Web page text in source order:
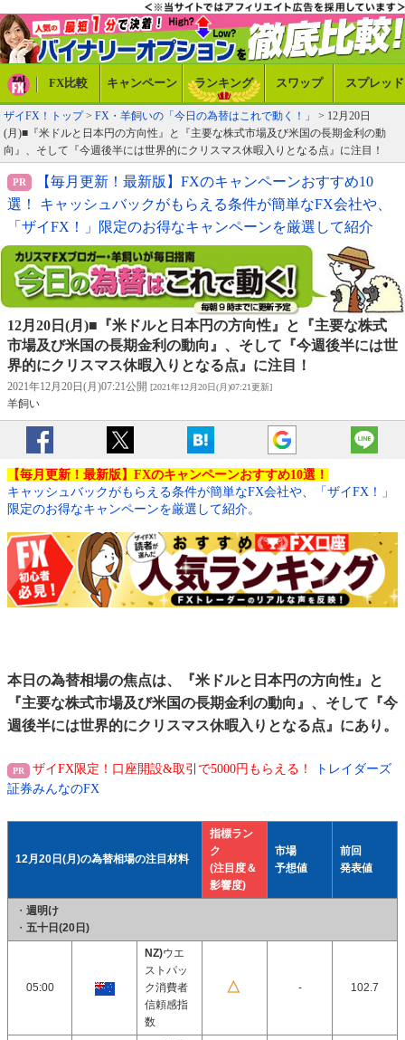
FX比較 キャンペーン ランキング スワップ スプレッド
ザイFX！トップ> FX・羊飼いの「今日の為替はこれで動く！」
> 12月20日
(月)■『米ドルと日本円の方向性』と『主要な株式市場及び米国の長期金利の動
向』、そして『今週後半には世界的にクリスマス休暇入りとなる点』に注目！
【毎月更新！最新版】FXのキャンペーンおすすめ10
選！ キャッシュバックがもらえる条件が簡単なFX会社や、
「ザイFX！」限定のお得なキャンペーンを厳選して紹介
12月20日(月)■『米ドルと日本円の方向性』と『主要な株式
市場及び米国の長期金利の動向』、そして『今週後半には世
界的にクリスマス休暇入りとなる点』に注目！
2021年12月20日(月)07:21公開 [2021年12月20日(月)07:21更新]
羊飼い
【毎月更新！最新版】FXのキャンペーンおすすめ10選！
キャッシュバックがもらえる条件が簡単なFX会社や、「ザイFX！」
限定のお得なキャンペーンを厳選して紹介。
本日の為替相場の焦点は、『米ドルと日本円の方向性』と
『主要な株式市場及び米国の長期金利の動向』、そして『今
週後半には世界的にクリスマス休暇入りとなる点』にあり。
ザイFX限定！口座開設&取引で5000円もらえる！
トレイダーズ
証券みんなのFX
12月20日(月)の為替相場の注目材料
指標ラン
ク
(注目度＆
影響度)
市場
予想値
前回
発表値
・ 週明け
・ 五十日(20日)
05:00
NZ)ウエ
ストパッ
ク消費者
信頼感指
数
- 102.7